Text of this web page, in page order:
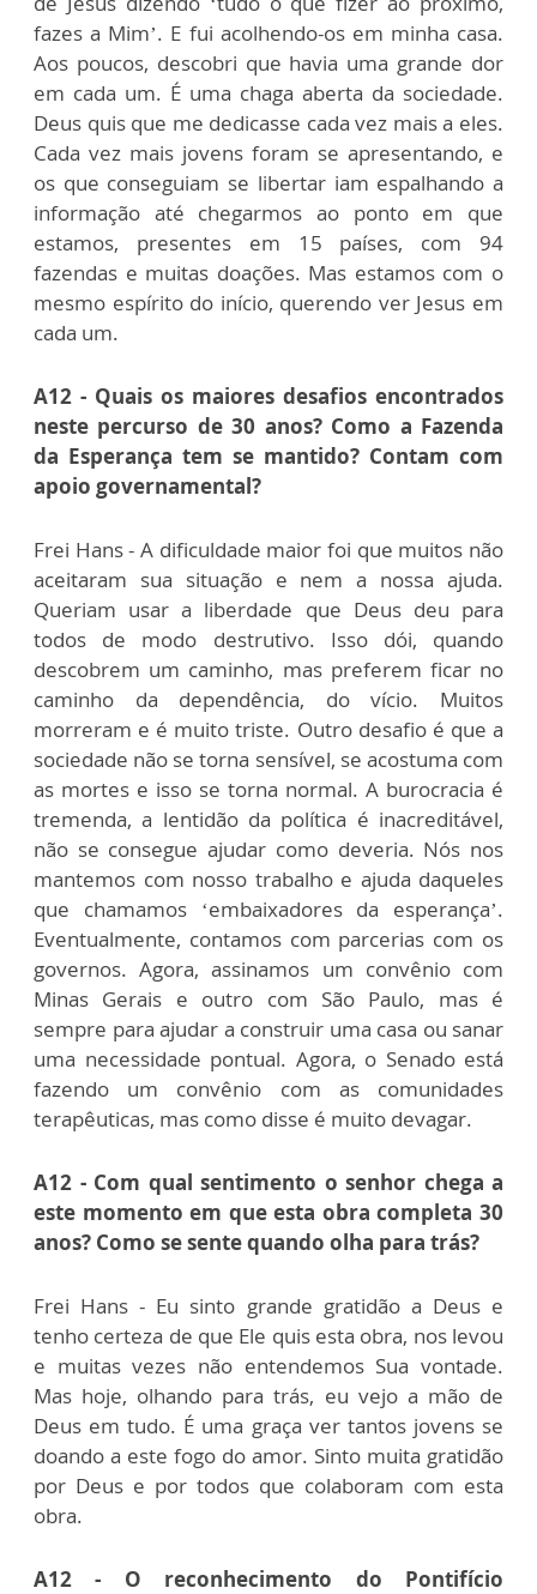
fazes a Mim’. E fui acolhendo-os em minha casa.
Aos poucos, descobri que havia uma grande dor
em cada um. É uma chaga aberta da sociedade.
Deus quis que me dedicasse cada vez mais a eles.
Cada vez mais jovens foram se apresentando, e
os que conseguiam se libertar iam espalhando a
informação até chegarmos ao ponto em que
estamos, presentes em 15 países, com 94
fazendas e muitas doações. Mas estamos com o
mesmo espírito do início, querendo ver Jesus em
cada um.
A12 - Quais os maiores desafios encontrados
neste percurso de 30 anos? Como a Fazenda
da Esperança tem se mantido? Contam com
apoio governamental?
Frei Hans - A dificuldade maior foi que muitos não
aceitaram sua situação e nem a nossa ajuda.
Queriam usar a liberdade que Deus deu para
todos de modo destrutivo. Isso dói, quando
descobrem um caminho, mas preferem ficar no
caminho da dependência, do vício. Muitos
morreram e é muito triste. Outro desafio é que a
sociedade não se torna sensível, se acostuma com
as mortes e isso se torna normal. A burocracia é
tremenda, a lentidão da política é inacreditável,
não se consegue ajudar como deveria. Nós nos
mantemos com nosso trabalho e ajuda daqueles
que chamamos ‘embaixadores da esperança’.
Eventualmente, contamos com parcerias com os
governos. Agora, assinamos um convênio com
Minas Gerais e outro com São Paulo, mas é
sempre para ajudar a construir uma casa ou sanar
uma necessidade pontual. Agora, o Senado está
fazendo um convênio com as comunidades
terapêuticas, mas como disse é muito devagar.
A12 - Com qual sentimento o senhor chega a
este momento em que esta obra completa 30
anos? Como se sente quando olha para trás?
Frei Hans - Eu sinto grande gratidão a Deus e
tenho certeza de que Ele quis esta obra, nos levou
e muitas vezes não entendemos Sua vontade.
Mas hoje, olhando para trás, eu vejo a mão de
Deus em tudo. É uma graça ver tantos jovens se
doando a este fogo do amor. Sinto muita gratidão
por Deus e por todos que colaboram com esta
obra.
A12 - O reconhecimento do Pontifício